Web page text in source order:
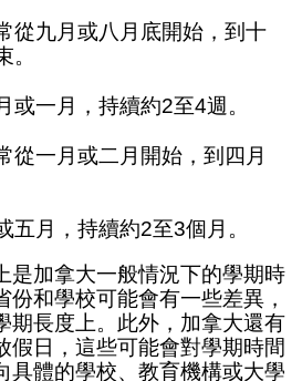
從九月或八月底開始，到十
。
或一月，持續約2至4週。
從一月或二月開始，到四月
五月，持續約2至3個月。
是加拿大一般情況下的學期時
份和學校可能會有一些差異，
期長度上。此外，加拿大還有
假日，這些可能會對學期時間
具體的學校、教育機構或大學